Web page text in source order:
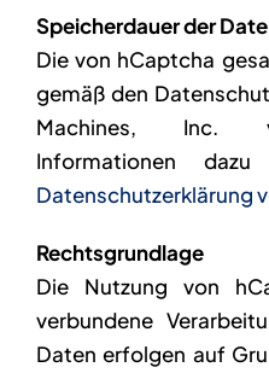
Speicherdauer der
Die von hCaptcha
gemäß den
Machines, Inc.
Informationen
Datenschutzerklärung
Rechtsgrundlage
Die Nutzung von
verbundene
Daten erfolgen auf